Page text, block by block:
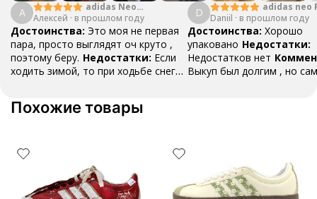
А
adidas Neo
Crazychaos 1.0
Алексей · в прошлом году
Достоинства: Это моя не первая
пара, просто выглядят оч круто ,
поэтому беру. Недостатки: Если
ходить зимой, то при ходьбе снег
и летом так же, только мелкие
асфальту
Было бы
здорово, если про доставку писали
бы отдельно. Думал, что входит в
стоимость, но нет :(
D
adidas neo
Storm
Daniil · в прошлом году
Достоинства: Хорошо
упаковано Недостатки:
Недостатков нет
Выкуп был долгим , но
Похожие товары